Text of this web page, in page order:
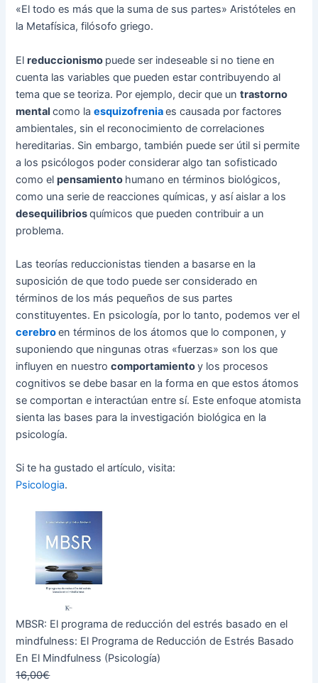
«El todo es más que la suma de sus partes» Aristóteles en
la Metafísica, filósofo griego.
Elreduccionismo puede ser indeseable si no tiene en
cuenta las variables que pueden estar contribuyendo al
tema que se teoriza. Por ejemplo, decir que untrastorno
mentalcomo laesquizofreniaes causada por factores
ambientales, sin el reconocimiento de correlaciones
hereditarias. Sin embargo, también puede ser útil si permite
a los psicólogos poder considerar algo tan sofisticado
como elpensamiento humano en términos biológicos,
como una serie de reacciones químicas, y así aislar a los
desequilibriosquímicos que pueden contribuir a un
problema.
Las teorías reduccionistas tienden a basarse en la
suposición de que todo puede ser considerado en
términos de los más pequeños de sus partes
constituyentes. En psicología, por lo tanto, podemos ver el
cerebroen términos de los átomos que lo componen, y
suponiendo que ningunas otras «fuerzas» son los que
influyen en nuestrocomportamientoy los procesos
cognitivos se debe basar en la forma en que estos átomos
se comportan e interactúan entre sí. Este enfoque atomista
sienta las bases para la investigación biológica en la
psicología.
Si te ha gustado el artículo, visita:
Psicologia.
MBSR: El programa de reducción del estrés basado en el
mindfulness: El Programa de Reducción de Estrés Basado
En El Mindfulness (Psicología)
16,00€